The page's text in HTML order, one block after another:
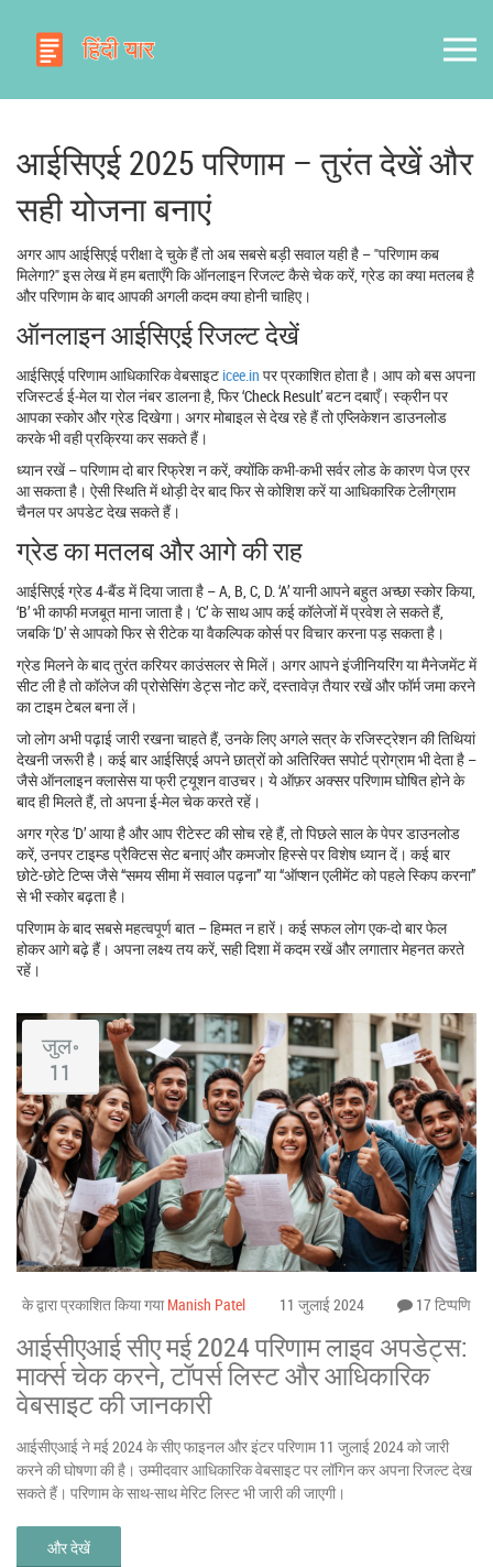
आईसिएई 2025 परिणाम – तुरंत देखें और
सही योजना बनाएं
अगर आप आईसिएई परीक्षा दे चुके हैं तो अब सबसे बड़ी सवाल यही है – "परिणाम कब
मिलेगा?" इस लेख में हम बताएँगे कि ऑनलाइन रिजल्ट कैसे चेक करें, ग्रेड का क्या मतलब है
और परिणाम के बाद आपकी अगली कदम क्या होनी चाहिए।
ऑनलाइन आईसिएई रिजल्ट देखें
आईसिएई परिणाम आधिकारिक वेबसाइटicee.in पर प्रकाशित होता है। आप को बस अपना
रजिस्टर्ड ई‑मेल या रोल नंबर डालना है, फिर ‘Check Result’ बटन दबाएँ। स्क्रीन पर
आपका स्कोर और ग्रेड दिखेगा। अगर मोबाइल से देख रहे हैं तो एप्लिकेशन डाउनलोड
करके भी वही प्रक्रिया कर सकते हैं।
ध्यान रखें – परिणाम दो बार रिफ्रेश न करें, क्योंकि कभी‑कभी सर्वर लोड के कारण पेज एरर
आ सकता है। ऐसी स्थिति में थोड़ी देर बाद फिर से कोशिश करें या आधिकारिक टेलीग्राम
चैनल पर अपडेट देख सकते हैं।
ग्रेड का मतलब और आगे की राह
आईसिएई ग्रेड 4‑बैंड में दिया जाता है – A, B, C, D. ‘A’ यानी आपने बहुत अच्छा स्कोर किया,
‘B’ भी काफी मजबूत माना जाता है। ‘C’ के साथ आप कई कॉलेजों में प्रवेश ले सकते हैं,
जबकि ‘D’ से आपको फिर से रीटेक या वैकल्पिक कोर्स पर विचार करना पड़ सकता है।
ग्रेड मिलने के बाद तुरंत करियर काउंसलर से मिलें। अगर आपने इंजीनियरिंग या मैनेजमेंट में
सीट ली है तो कॉलेज की प्रोसेसिंग डेट्स नोट करें, दस्तावेज़ तैयार रखें और फॉर्म जमा करने
का टाइम टेबल बना लें।
जो लोग अभी पढ़ाई जारी रखना चाहते हैं, उनके लिए अगले सत्र के रजिस्ट्रेशन की तिथियां
देखनी जरूरी है। कई बार आईसिएई अपने छात्रों को अतिरिक्त सपोर्ट प्रोग्राम भी देता है –
जैसे ऑनलाइन क्लासेस या फ्री ट्यूशन वाउचर। ये ऑफ़र अक्सर परिणाम घोषित होने के
बाद ही मिलते हैं, तो अपना ई‑मेल चेक करते रहें।
अगर ग्रेड ‘D’ आया है और आप रीटेस्ट की सोच रहे हैं, तो पिछले साल के पेपर डाउनलोड
करें, उनपर टाइम्ड प्रैक्टिस सेट बनाएं और कमजोर हिस्से पर विशेष ध्यान दें। कई बार
छोटे-छोटे टिप्स जैसे “समय सीमा में सवाल पढ़ना” या “ऑप्शन एलीमेंट को पहले स्किप करना”
से भी स्कोर बढ़ता है।
परिणाम के बाद सबसे महत्वपूर्ण बात – हिम्मत न हारें। कई सफल लोग एक‑दो बार फेल
होकर आगे बढ़े हैं। अपना लक्ष्य तय करें, सही दिशा में कदम रखें और लगातार मेहनत करते
रहें।
जुल॰
11
के द्वारा प्रकाशित किया गया Manish Patel 11 जुलाई 2024 17 टिप्पणि
आईसीएआई सीए मई 2024 परिणाम लाइव अपडेट्स:
मार्क्स चेक करने, टॉपर्स लिस्ट और आधिकारिक
वेबसाइट की जानकारी
आईसीएआई ने मई 2024 के सीए फाइनल और इंटर परिणाम 11 जुलाई 2024 को जारी
करने की घोषणा की है। उम्मीदवार आधिकारिक वेबसाइट पर लॉगिन कर अपना रिजल्ट देख
सकते हैं। परिणाम के साथ-साथ मेरिट लिस्ट भी जारी की जाएगी।
और देखें